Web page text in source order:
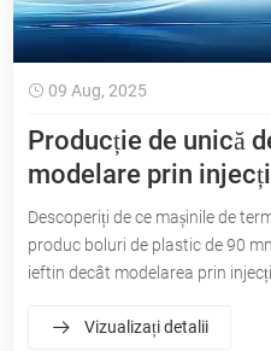
09 Aug, 2025
Producție de unică
modelare prin
termoformare
Descoperiți de ce mașinile de
produc boluri de plastic de 90
ieftin decât modelarea prin
Vizualizați detalii